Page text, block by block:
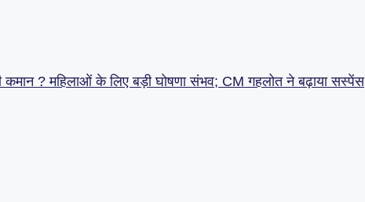
कमान ? महिलाओं के लिए बड़ी घोषणा संभव; CM गहलोत ने बढ़ाया सस्पेंस